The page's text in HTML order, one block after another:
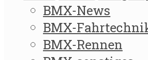
BMX-News
BMX-
BMX-Rennen